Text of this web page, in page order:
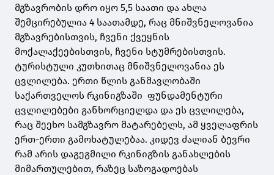
მგზავრობის დრო იყო 5,5 საათი და ახლა
შემცირებულია 4 საათამდე, რაც მნიშვნელოვანია
მგზავრებისთვის, ჩვენი ქვეყნის
მოქალაქეებისთვის, ჩვენი სტუმრებისთვის.
ტურისტული კუთხითაც მნიშვნელოვანია ეს
ცვლილება. ერთი წლის განმავლობაში
საქართველოს რკინიგზაში ფუნდამენტური
ცვლილებები განხორციელდა და ეს ცვლილება,
რაც შეეხო სამგზავრო მატარებელს, ამ ყველაფრის
ერთ-ერთი გამოხატულებაა. კიდევ ძალიან ბევრი
რამ არის დაგეგმილი რკინიგზის განახლების
მიმართულებით, რაზეც საზოგადოებას